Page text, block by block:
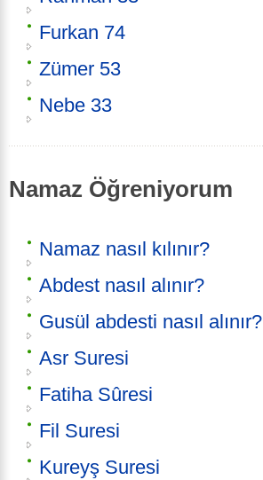
Furkan 74
Zümer 53
Nebe 33
Namaz Öğreniyorum
Namaz nasıl kılınır?
Abdest nasıl alınır?
Gusül abdesti nasıl alınır?
Asr Suresi
Fatiha Sûresi
Fil Suresi
Kureyş Suresi